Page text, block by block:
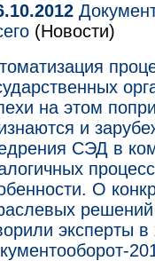
(Новости)
на этом
и
СЭД в
О
эксперты